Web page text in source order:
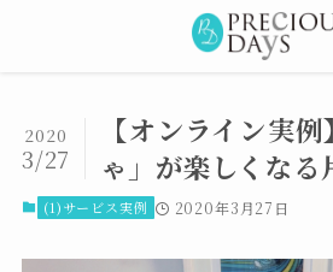
【オンライン実
ゃ」が楽しくなる
2020
3/27
(1)サービス実例 2020年3月27日